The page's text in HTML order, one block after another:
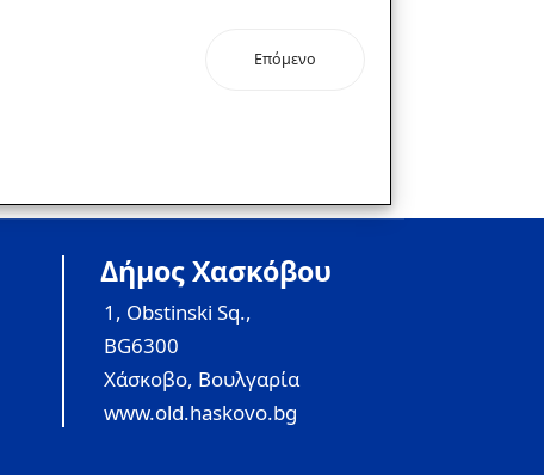
Επόμενο
Δήμος Χασκόβου
1, Obstinski Sq.,
BG6300
Χάσκοβο, Βουλγαρία
www.old.haskovo.bg